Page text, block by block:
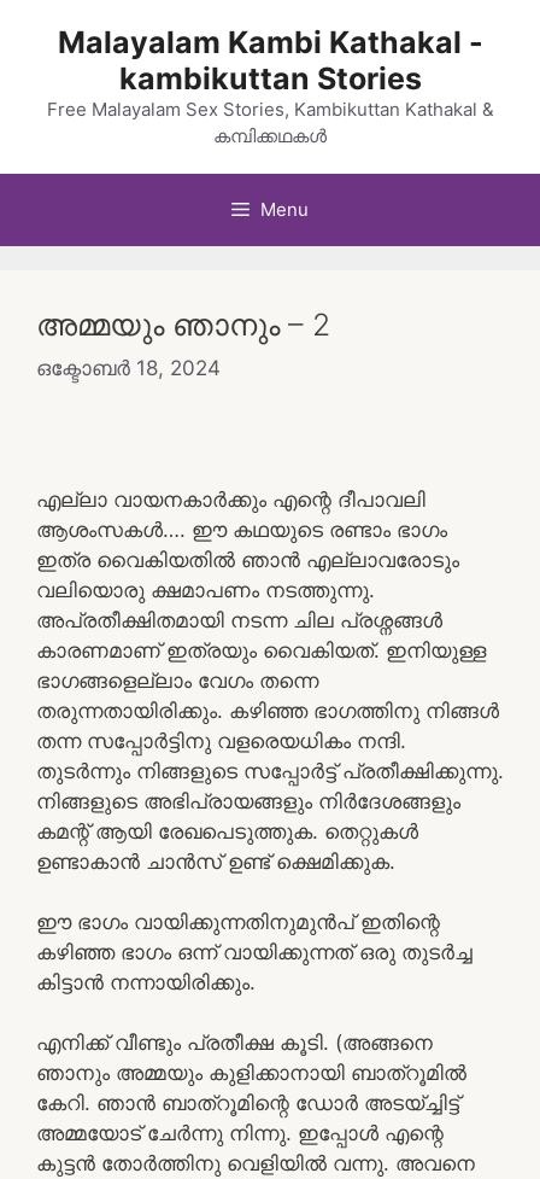
Malayalam Kambi Kathakal -
kambikuttan Stories
Free Malayalam Sex Stories, Kambikuttan Kathakal &
കമ്പിക്കഥകൾ
Menu
അമ്മയും ഞാനും – 2
ഒക്ടോബർ 18, 2024
എല്ലാ വായനകാർക്കും എന്റെ ദീപാവലി
ആശംസകൾ…. ഈ കഥയുടെ രണ്ടാം ഭാഗം
ഇത്ര വൈകിയതിൽ ഞാൻ എല്ലാവരോടും
വലിയൊരു ക്ഷമാപണം നടത്തുന്നു.
അപ്രതീക്ഷിതമായി നടന്ന ചില പ്രശ്നങ്ങൾ
കാരണമാണ് ഇത്രയും വൈകിയത്. ഇനിയുള്ള
ഭാഗങ്ങളെല്ലാം വേഗം തന്നെ
തരുന്നതായിരിക്കും. കഴിഞ്ഞ ഭാഗത്തിനു നിങ്ങൾ
തന്ന സപ്പോർട്ടിനു വളരെയധികം നന്ദി.
തുടർന്നും നിങ്ങളുടെ സപ്പോർട്ട് പ്രതീക്ഷിക്കുന്നു.
നിങ്ങളുടെ അഭിപ്രായങ്ങളും നിർദേശങ്ങളും
കമന്റ്‌ ആയി രേഖപെടുത്തുക. തെറ്റുകൾ
ഉണ്ടാകാൻ ചാൻസ് ഉണ്ട് ക്ഷെമിക്കുക.
ഈ ഭാഗം വായിക്കുന്നതിനുമുൻപ് ഇതിന്റെ
കഴിഞ്ഞ ഭാഗം ഒന്ന് വായിക്കുന്നത് ഒരു തുടർച്ച
കിട്ടാൻ നന്നായിരിക്കും.
എനിക്ക് വീണ്ടും പ്രതീക്ഷ കൂടി. (അങ്ങനെ
ഞാനും അമ്മയും കുളിക്കാനായി ബാത്‌റൂമിൽ
കേറി. ഞാൻ ബാത്‌റൂമിന്റെ ഡോർ അടയ്ച്ചിട്ട്
അമ്മയോട് ചേർന്നു നിന്നു. ഇപ്പോൾ എന്റെ
കുട്ടൻ തോർത്തിനു വെളിയിൽ വന്നു. അവനെ